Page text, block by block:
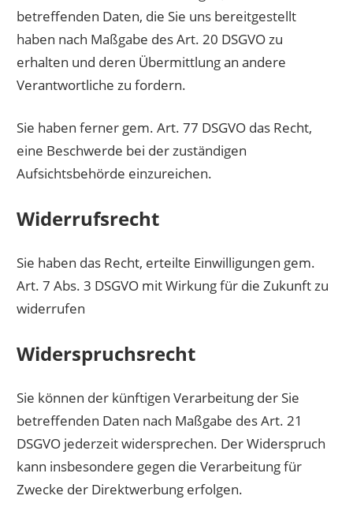
betreffenden Daten, die Sie uns bereitgestellt
haben nach Maßgabe des Art. 20 DSGVO zu
erhalten und deren Übermittlung an andere
Verantwortliche zu fordern.
Sie haben ferner gem. Art. 77 DSGVO das Recht,
eine Beschwerde bei der zuständigen
Aufsichtsbehörde einzureichen.
Widerrufsrecht
Sie haben das Recht, erteilte Einwilligungen gem.
Art. 7 Abs. 3 DSGVO mit Wirkung für die Zukunft zu
widerrufen
Widerspruchsrecht
Sie können der künftigen Verarbeitung der Sie
betreffenden Daten nach Maßgabe des Art. 21
DSGVO jederzeit widersprechen. Der Widerspruch
kann insbesondere gegen die Verarbeitung für
Zwecke der Direktwerbung erfolgen.